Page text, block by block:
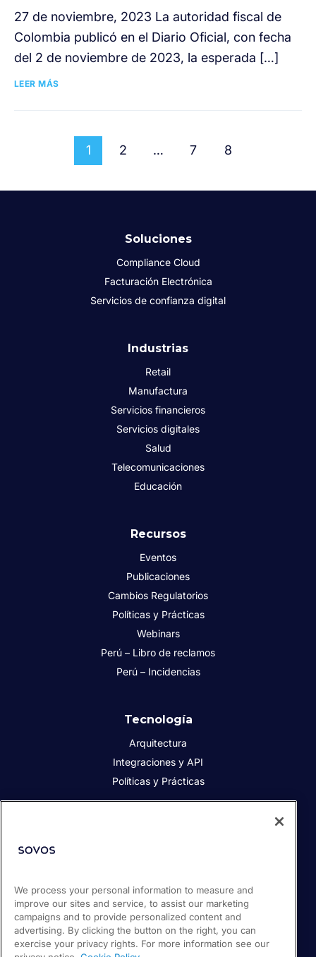
27 de noviembre, 2023 La autoridad fiscal de
Colombia publicó en el Diario Oficial, con fecha
del 2 de noviembre de 2023, la esperada […]
LEER MÁS
1 2 … 7 8
Soluciones
Compliance Cloud
Facturación Electrónica
Servicios de confianza digital
Industrias
Retail
Manufactura
Servicios financieros
Servicios digitales
Salud
Telecomunicaciones
Educación
Recursos
Eventos
Publicaciones
Cambios Regulatorios
Políticas y Prácticas
Webinars
Perú – Libro de reclamos
Perú – Incidencias
Tecnología
Arquitectura
Integraciones y API
Políticas y Prácticas
Responsabilidad social
Soporte / Portal de clientes
Empleos
We process your personal information to measure and
improve our sites and service, to assist our marketing
campaigns and to provide personalized content and
advertising. By clicking the button on the right, you can
exercise your privacy rights. For more information see our